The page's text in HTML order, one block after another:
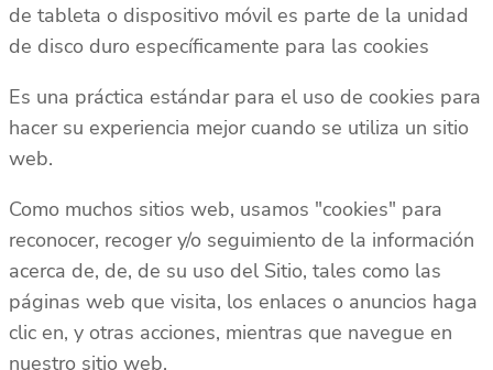
de tableta o dispositivo móvil es parte de la unidad
de disco duro específicamente para las cookies
Es una práctica estándar para el uso de cookies para
hacer su experiencia mejor cuando se utiliza un sitio
web.
Como muchos sitios web, usamos "cookies" para
reconocer, recoger y/o seguimiento de la información
acerca de, de, de su uso del Sitio, tales como las
páginas web que visita, los enlaces o anuncios haga
clic en, y otras acciones, mientras que navegue en
nuestro sitio web.